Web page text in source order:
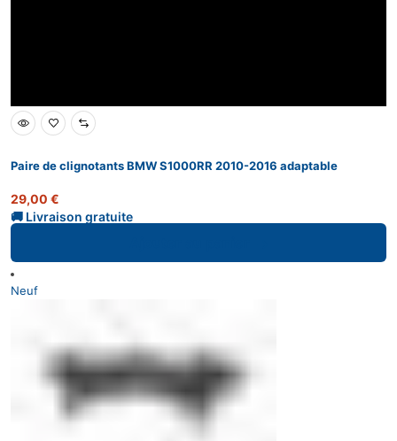
Paire de clignotants BMW S1000RR 2010-2016 adaptable
29,00 €
Neuf